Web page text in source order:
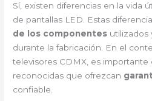
Sí, existen diferencias en la vida
de pantallas LED. Estas
de los componentes utilizados
durante la fabricación. En el
televisores CDMX, es importante
reconocidas que ofrezcan
confiable.